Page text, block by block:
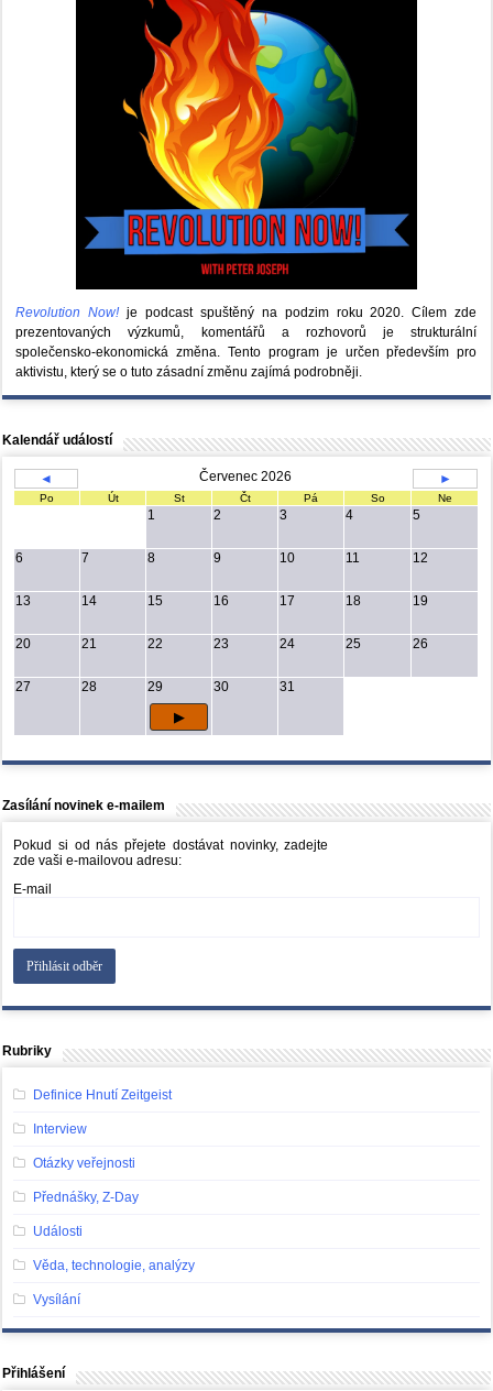
Revolution Now! je podcast spuštěný na podzim roku 2020.Cílem zde
prezentovaných výzkumů, komentářů a rozhovorů je strukturální
společensko-ekonomická změna. Tento program je určen především pro
aktivistu, který se o tuto zásadní změnu zajímá podrobněji.
Kalendář událostí
◄ Červenec 2026 ►
Po Út St Čt Pá So Ne
1 2 3 4 5
6 7 8 9 10 11 12
13 14 15 16 17 18 19
20 21 22 23 24 25 26
27 28 29 30 31
Zasílání novinek e-mailem
Pokud si od nás přejete dostávat novinky, zadejte
zde vaši e-mailovou adresu:
E-mail
Rubriky
Definice Hnutí Zeitgeist
Interview
Otázky veřejnosti
Přednášky, Z-Day
Události
Věda, technologie, analýzy
Vysílání
Přihlášení